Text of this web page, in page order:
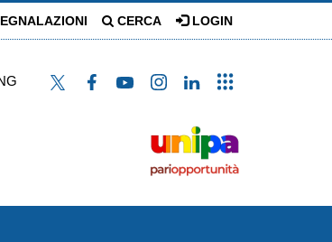
CERCA LOGIN